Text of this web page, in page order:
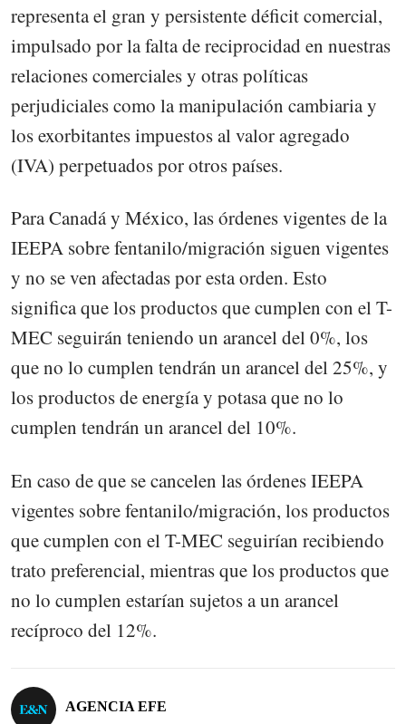
representa el gran y persistente déficit comercial,
impulsado por la falta de reciprocidad en nuestras
relaciones comerciales y otras políticas
perjudiciales como la manipulación cambiaria y
los exorbitantes impuestos al valor agregado
(IVA) perpetuados por otros países.
Para Canadá y México, las órdenes vigentes de la
IEEPA sobre fentanilo/migración siguen vigentes
y no se ven afectadas por esta orden. Esto
significa que los productos que cumplen con el T-
MEC seguirán teniendo un arancel del 0%, los
que no lo cumplen tendrán un arancel del 25%, y
los productos de energía y potasa que no lo
cumplen tendrán un arancel del 10%.
En caso de que se cancelen las órdenes IEEPA
vigentes sobre fentanilo/migración, los productos
que cumplen con el T-MEC seguirían recibiendo
trato preferencial, mientras que los productos que
no lo cumplen estarían sujetos a un arancel
recíproco del 12%.
AGENCIA EFE